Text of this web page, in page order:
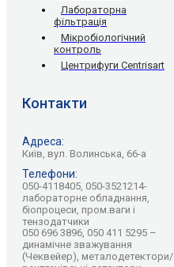
Лабораторна
фільтрація
Мікробіологічний
контроль
Центрифуги Centrisart
Контакти
Адреса:
Київ, вул. Волинська, 66-а
Телефони:
050-4118405, 050-3521214-
лабораторне обладнання,
біопроцеси, пром.ваги і
тензодатчики
050 696 3896, 050 411 5295 –
динамічне зважування
(Чеквейер), металодетектори/